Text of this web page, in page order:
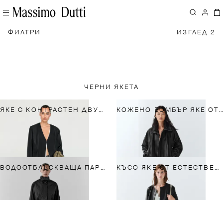
ФИЛТРИ ИЗГЛЕД 2
ЧЕРНИ ЯКЕТА
ЯКЕ С КОНТРАСТЕН ДВУПЛАСТОВ ЕФЕКТ КОЖЕНО БОМБЪР ЯКЕ ОТ НАПА
ВОДООТБЛЪСКВАЩА ПАРКА С ПОДВИЖНА ПОДПЛАТА КЪСО ЯКЕ ОТ ЕСТЕСТВЕНА НАПА